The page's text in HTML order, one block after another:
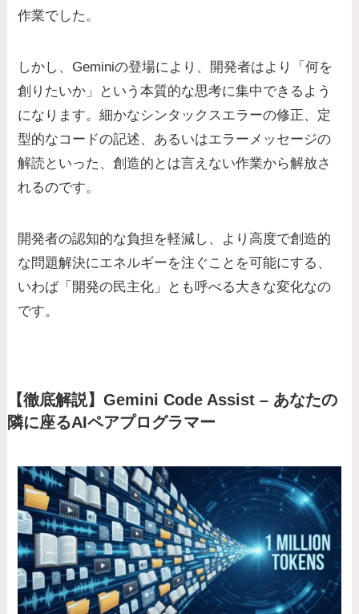
作業でした。
しかし、Geminiの登場により、開発者はより「何を
創りたいか」という本質的な思考に集中できるよう
になります。細かなシンタックスエラーの修正、定
型的なコードの記述、あるいはエラーメッセージの
解読といった、創造的とは言えない作業から解放さ
れるのです。
開発者の認知的な負担を軽減し、より高度で創造的
な問題解決にエネルギーを注ぐことを可能にする、
いわば「開発の民主化」とも呼べる大きな変化なの
です。
【徹底解説】Gemini Code Assist – あなたの
隣に座るAIペアプログラマー